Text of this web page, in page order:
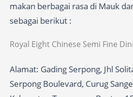
makan berbagai rasa di Mauk
sebagai berikut :
Royal Eight Chinese Semi Fine
Alamat: Gading Serpong, Jhl
Serpong Boulevard, Curug